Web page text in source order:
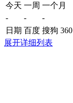
今天 一周 一个月
-
-
-
日期 百度 搜狗 360
展开详细列表